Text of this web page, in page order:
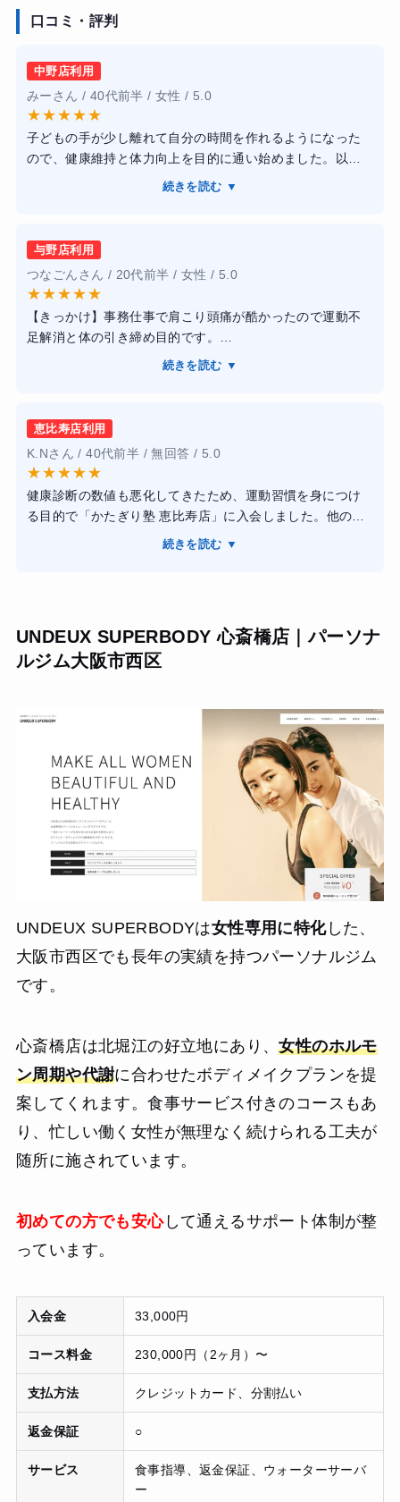
口コミ・評判
中野店利用
みーさん / 40代前半 / 女性 / 5.0
★★★★★
子どもの手が少し離れて自分の時間を作れるようになった
ので、健康維持と体力向上を目的に通い始めました。以前
はフィットネスクラブに入会しても長続きしませんでした
トレーニングは筋力アップだけでなく姿勢改善を意識した
内容も多く、肩こりや腰の負担が軽くなったように感じて
います。毎回フォームを細かく修正してもらえるので、安
全に運動できました。施設も清潔感があり、女性でも利用
しやすい雰囲気です。
た。日常生活でも階段の上り下りが楽になり、運動への苦
手意識がなくなったのが一番の成果だと思います。
続きを読む ▼
与野店利用
つなごんさん / 20代前半 / 女性 / 5.0
★★★★★
【きっかけ】事務仕事で肩こり頭痛が酷かったので運動不
足解消と体の引き締め目的です。
【感想】パーソナルで他に人がいなかったので集中してで
とができました。パーソナルにしては安かったと思いま
す。
【結果・変化】肩こりの改善に繋がりました。体重の変化
はあまり求めていませんでしたが全体的に引き締まったよ
うに感じます。
続きを読む ▼
恵比寿店利用
K.Nさん / 40代前半 / 無回答 / 5.0
★★★★★
健康診断の数値も悪化してきたため、運動習慣を身につけ
る目的で「かたぎり塾 恵比寿店」に入会しました。他の中
価格帯や高額なジムのような一括払いは抵抗がありました
を重視したトレーニングを提案してくれます。おかげで悩
んでいた腰痛が劇的に改善され、日常生活での疲れも溜ま
りませんが、無理のない食事アドバイスと週1〜2回の運動
を継続することで、半年間で体脂肪率が5%ほど落ち、健康
的な体を維持する習慣が完全に定着しました。トレーナー
さんは専門知識が豊富で、その日の体調に合わせたメニュ
ー調整も柔軟にしてくれるため、運動が苦手な中高年の男
性でも非常に通いやすい雰囲気だと思います。完全個室で
他人の目を気にせずトレーニングに集中できるのも大きな
メリットです。
続きを読む ▼
UNDEUX SUPERBODY 心斎橋店｜パーソナ
ルジム大阪市西区
UNDEUX SUPERBODYは女性専用に特化した、
大阪市西区でも長年の実績を持つパーソナルジム
です。
心斎橋店は北堀江の好立地にあり、女性のホルモ
ン周期や代謝に合わせたボディメイクプランを提
案してくれます。食事サービス付きのコースもあ
り、忙しい働く女性が無理なく続けられる工夫が
随所に施されています。
初めての方でも安心して通えるサポート体制が整
っています。
入会金 33,000円
コース料金 230,000円（2ヶ月）〜
支払方法 クレジットカード、分割払い
返金保証 ○
サービス
食事指導、返金保証、ウォーターサーバ
ー